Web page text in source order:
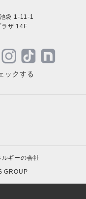
袋 1-11-1
ラザ 14F
ックする
ギーの会社
GROUP